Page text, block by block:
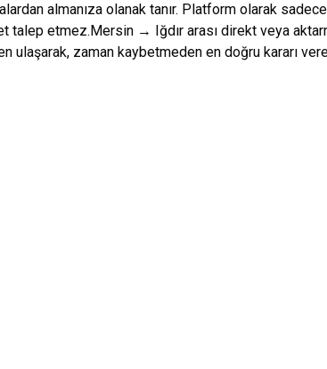
almanıza olanak tanır. Platform olarak
talep etmez.Mersin → Iğdır arası direkt veya
ulaşarak, zaman kaybetmeden en doğru kararı